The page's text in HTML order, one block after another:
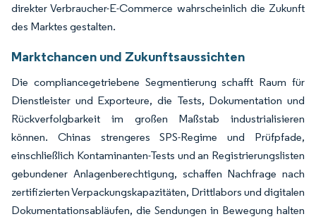
direkter Verbraucher-E-Commerce wahrscheinlich die Zukunft
des Marktes gestalten.
Marktchancen und Zukunftsaussichten
Die compliancegetriebene Segmentierung schafft Raum für
Dienstleister und Exporteure, die Tests, Dokumentation und
Rückverfolgbarkeit im großen Maßstab industrialisieren
können. Chinas strengeres SPS-Regime und Prüfpfade,
einschließlich Kontaminanten-Tests und an Registrierungslisten
gebundener Anlagenberechtigung, schaffen Nachfrage nach
zertifizierten Verpackungskapazitäten, Drittlabors und digitalen
Dokumentationsabläufen, die Sendungen in Bewegung halten